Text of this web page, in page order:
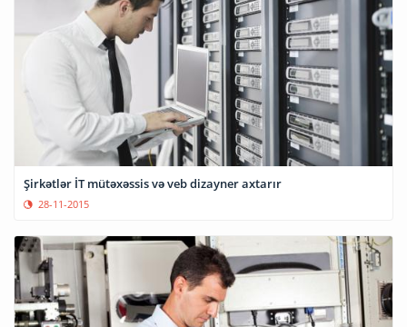
Şirkətlər İT mütəxəssis və veb dizayner axtarır
28-11-2015